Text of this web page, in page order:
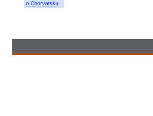
o Chorvatsku